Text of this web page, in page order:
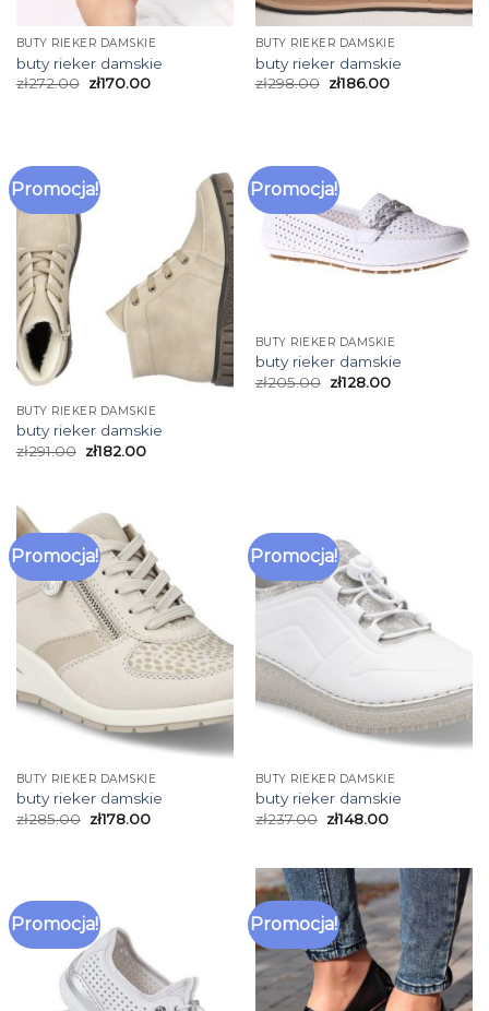
BUTY RIEKER DAMSKIE
buty rieker damskie
zł272.00 zł170.00
BUTY RIEKER DAMSKIE
buty rieker damskie
zł298.00 zł186.00
Promocja!
BUTY RIEKER DAMSKIE
buty rieker damskie
zł291.00 zł182.00
Promocja!
BUTY RIEKER DAMSKIE
buty rieker damskie
zł205.00 zł128.00
Promocja!
BUTY RIEKER DAMSKIE
buty rieker damskie
zł285.00 zł178.00
Promocja!
BUTY RIEKER DAMSKIE
buty rieker damskie
zł237.00 zł148.00
Promocja! Promocja!